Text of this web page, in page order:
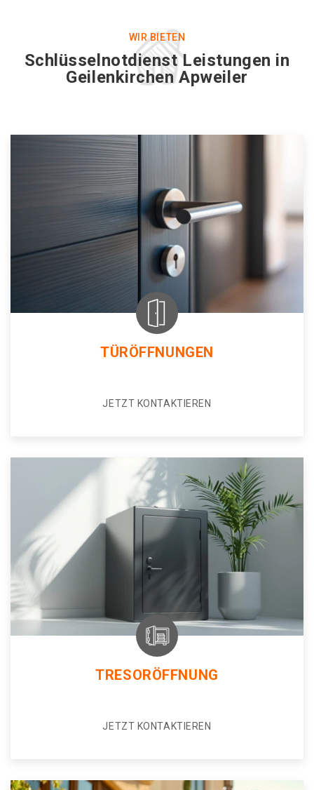
WIR BIETEN
Schlüsselnotdienst Leistungen in
Geilenkirchen Apweiler
TÜRÖFFNUNGEN
JETZT KONTAKTIEREN
TRESORÖFFNUNG
JETZT KONTAKTIEREN